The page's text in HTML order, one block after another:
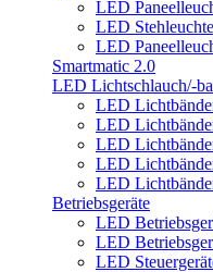
LED
LED
LED
Smartmatic 2.0
LED Lichtschlauch/-
LED
LED
LED
LED
LED
Betriebsgeräte
LED
LED
LED